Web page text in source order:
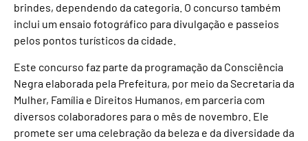
brindes, dependendo da categoria. O concurso também
inclui um ensaio fotográfico para divulgação e passeios
pelos pontos turísticos da cidade.
Este concurso faz parte da programação da Consciência
Negra elaborada pela Prefeitura, por meio da Secretaria da
Mulher, Família e Direitos Humanos, em parceria com
diversos colaboradores para o mês de novembro. Ele
promete ser uma celebração da beleza e da diversidade da